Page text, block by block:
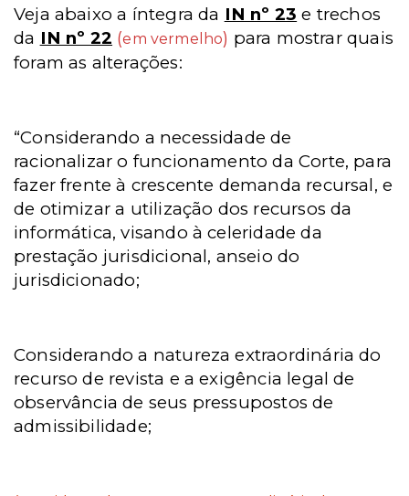
Veja abaixo a íntegra da IN nº 23 e trechos
da IN nº 22 (em vermelho) para mostrar quais
foram as alterações:
“Considerando a necessidade de
racionalizar o funcionamento da Corte, para
fazer frente à crescente demanda recursal, e
de otimizar a utilização dos recursos da
informática, visando à celeridade da
prestação jurisdicional, anseio do
jurisdicionado;
Considerando a natureza extraordinária do
recurso de revista e a exigência legal de
observância de seus pressupostos de
admissibilidade;